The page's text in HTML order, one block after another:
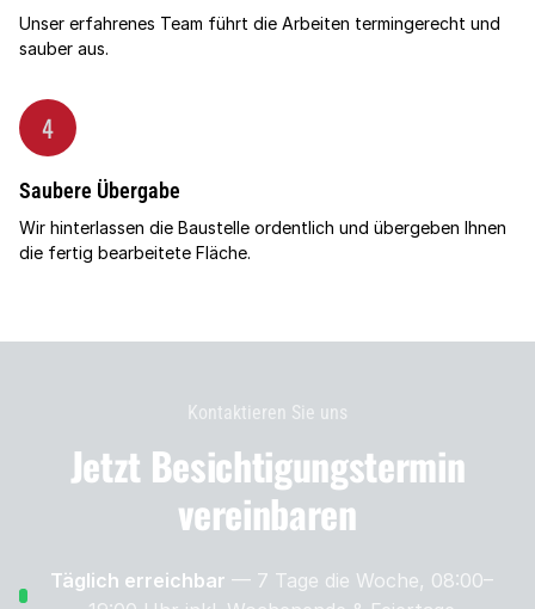
Unser erfahrenes Team führt die Arbeiten termingerecht und
sauber aus.
4
Saubere Übergabe
Wir hinterlassen die Baustelle ordentlich und übergeben Ihnen
die fertig bearbeitete Fläche.
Kontaktieren Sie uns
Jetzt Besichtigungs­termin
vereinbaren
Täglich erreichbar — 7 Tage die Woche, 08:00–